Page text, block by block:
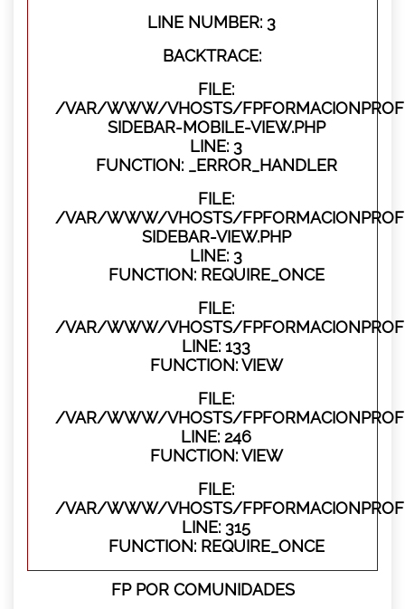
LINE NUMBER: 3
BACKTRACE:
FILE:
/VAR/WWW/VHOSTS/
SIDEBAR-MOBILE-VIEW.PHP
LINE: 3
FUNCTION: _ERROR_HANDLER
FILE:
/VAR/WWW/VHOSTS/
SIDEBAR-VIEW.PHP
LINE: 3
FUNCTION: REQUIRE_ONCE
FILE:
/VAR/WWW/VHOSTS/
LINE: 133
FUNCTION: VIEW
FILE:
/VAR/WWW/VHOSTS/
LINE: 246
FUNCTION: VIEW
FILE:
/VAR/WWW/VHOSTS/
LINE: 315
FUNCTION: REQUIRE_ONCE
FP POR COMUNIDADES